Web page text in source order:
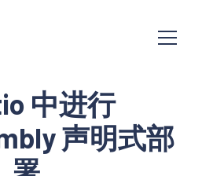
中进行
声明式部